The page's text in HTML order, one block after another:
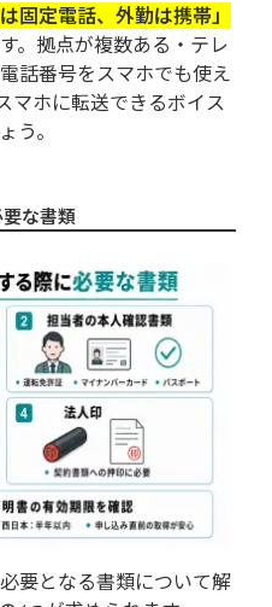
固定電話、外勤は携帯」
。拠点が複数ある・テレ
話番号をスマホでも使え
マホに転送できるボイス
う。
な書類
要となる書類について解